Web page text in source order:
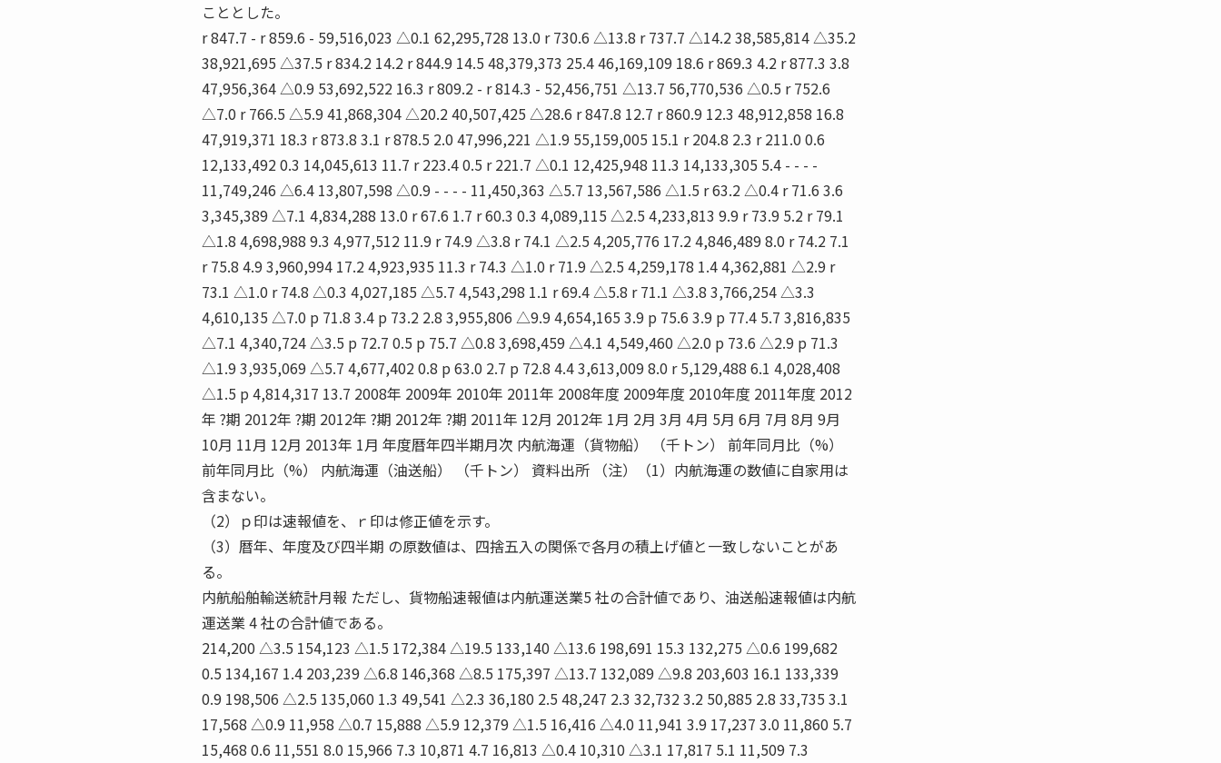
こととした。
r 847.7 - r 859.6 - 59,516,023 △0.1 62,295,728 13.0 r 730.6 △13.8 r 737.7 △14.2 38,585,814 △35.2
38,921,695 △37.5 r 834.2 14.2 r 844.9 14.5 48,379,373 25.4 46,169,109 18.6 r 869.3 4.2 r 877.3 3.8
47,956,364 △0.9 53,692,522 16.3 r 809.2 - r 814.3 - 52,456,751 △13.7 56,770,536 △0.5 r 752.6
△7.0 r 766.5 △5.9 41,868,304 △20.2 40,507,425 △28.6 r 847.8 12.7 r 860.9 12.3 48,912,858 16.8
47,919,371 18.3 r 873.8 3.1 r 878.5 2.0 47,996,221 △1.9 55,159,005 15.1 r 204.8 2.3 r 211.0 0.6
12,133,492 0.3 14,045,613 11.7 r 223.4 0.5 r 221.7 △0.1 12,425,948 11.3 14,133,305 5.4 - - - -
11,749,246 △6.4 13,807,598 △0.9 - - - - 11,450,363 △5.7 13,567,586 △1.5 r 63.2 △0.4 r 71.6 3.6
3,345,389 △7.1 4,834,288 13.0 r 67.6 1.7 r 60.3 0.3 4,089,115 △2.5 4,233,813 9.9 r 73.9 5.2 r 79.1
△1.8 4,698,988 9.3 4,977,512 11.9 r 74.9 △3.8 r 74.1 △2.5 4,205,776 17.2 4,846,489 8.0 r 74.2 7.1
r 75.8 4.9 3,960,994 17.2 4,923,935 11.3 r 74.3 △1.0 r 71.9 △2.5 4,259,178 1.4 4,362,881 △2.9 r
73.1 △1.0 r 74.8 △0.3 4,027,185 △5.7 4,543,298 1.1 r 69.4 △5.8 r 71.1 △3.8 3,766,254 △3.3
4,610,135 △7.0 p 71.8 3.4 p 73.2 2.8 3,955,806 △9.9 4,654,165 3.9 p 75.6 3.9 p 77.4 5.7 3,816,835
△7.1 4,340,724 △3.5 p 72.7 0.5 p 75.7 △0.8 3,698,459 △4.1 4,549,460 △2.0 p 73.6 △2.9 p 71.3
△1.9 3,935,069 △5.7 4,677,402 0.8 p 63.0 2.7 p 72.8 4.4 3,613,009 8.0 r 5,129,488 6.1 4,028,408
△1.5 p 4,814,317 13.7 2008年 2009年 2010年 2011年 2008年度 2009年度 2010年度 2011年度 2012
年 ?期 2012年 ?期 2012年 ?期 2012年 ?期 2011年 12月 2012年 1月 2月 3月 4月 5月 6月 7月 8月 9月
10月 11月 12月 2013年 1月 年度暦年四半期月次 内航海運（貨物船） （千トン） 前年同月比（%）
前年同月比（%） 内航海運（油送船） （千トン） 資料出所 （注）（1）内航海運の数値に自家用は
含まない。
（2）ｐ印は速報値を、ｒ印は修正値を示す。
（3）暦年、年度及び四半期 の原数値は、四捨五入の関係で各月の積上げ値と一致しないことがあ
る。
内航船舶輸送統計月報 ただし、貨物船速報値は内航運送業5 社の合計値であり、油送船速報値は内航
運送業 4 社の合計値である。
214,200 △3.5 154,123 △1.5 172,384 △19.5 133,140 △13.6 198,691 15.3 132,275 △0.6 199,682
0.5 134,167 1.4 203,239 △6.8 146,368 △8.5 175,397 △13.7 132,089 △9.8 203,603 16.1 133,339
0.9 198,506 △2.5 135,060 1.3 49,541 △2.3 36,180 2.5 48,247 2.3 32,732 3.2 50,885 2.8 33,735 3.1
17,568 △0.9 11,958 △0.7 15,888 △5.9 12,379 △1.5 16,416 △4.0 11,941 3.9 17,237 3.0 11,860 5.7
15,468 0.6 11,551 8.0 15,966 7.3 10,871 4.7 16,813 △0.4 10,310 △3.1 17,817 5.1 11,509 7.3